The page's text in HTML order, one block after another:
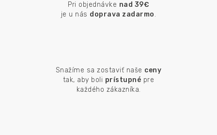
Pri objednávke nad 39€
je u nás doprava zadarmo.
Snažíme sa zostaviť naše ceny
tak, aby boli prístupné pre
každého zákazníka.